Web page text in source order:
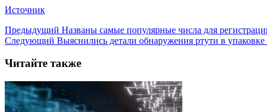
Источник
Предыдущий Названы самые популярные числа для
Следующий Выяснились детали обнаружения ртути в
Читайте также